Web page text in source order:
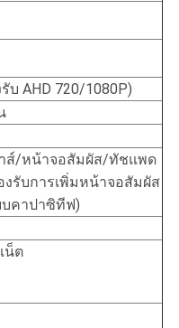
บ AHD 720/1080P)
ส์/หน้าจอสัมผัส/ทัชแพด
งรับการเพิ่มหน้าจอสัมผัส
คาปาซิทีฟ)
น็ต